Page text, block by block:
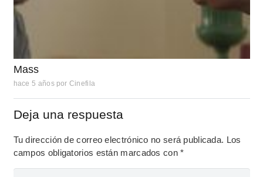
Mass
hace 5 años por Cinefila
Deja una respuesta
Tu dirección de correo electrónico no será publicada. Los
campos obligatorios están marcados con*